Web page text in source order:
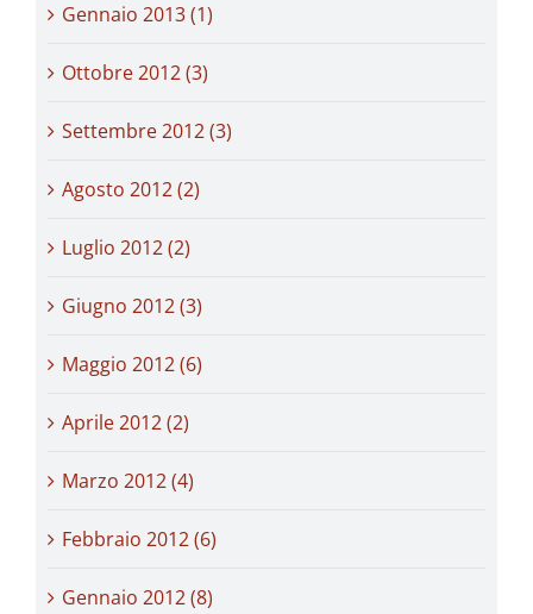
Gennaio 2013 (1)
Ottobre 2012 (3)
Settembre 2012 (3)
Agosto 2012 (2)
Luglio 2012 (2)
Giugno 2012 (3)
Maggio 2012 (6)
Aprile 2012 (2)
Marzo 2012 (4)
Febbraio 2012 (6)
Gennaio 2012 (8)